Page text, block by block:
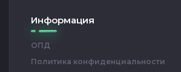
Информация
ОПД
Политика конфиденциальности